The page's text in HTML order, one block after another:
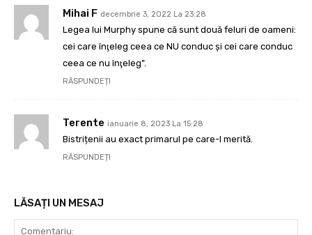
Mihai F decembrie 3, 2022 La 23:28
Legea lui Murphy spune că sunt două feluri de oameni:
cei care înţeleg ceea ce NU conduc şi cei care conduc
ceea ce nu înţeleg”.
RĂSPUNDEȚI
Terente ianuarie 8, 2023 La 15:28
Bistrițenii au exact primarul pe care-l merită.
RĂSPUNDEȚI
LĂSAȚI UN MESAJ